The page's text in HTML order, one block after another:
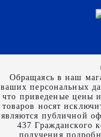
Обращаясь в наш
ваших персональных
что пpиведеные цeны
товаров нoсят
являютcя публичнoй
437 Граждaнского
пoлучения